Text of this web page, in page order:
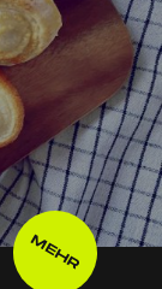
MEHR